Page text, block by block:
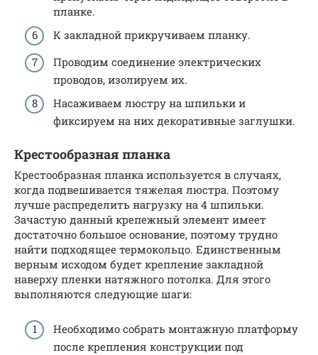
планке.
К закладной прикручиваем планку.
Проводим соединение электрических
проводов, изолируем их.
Насаживаем люстру на шпильки и
фиксируем на них декоративные заглушки.
Крестообразная планка
Крестообразная планка используется в случаях,
когда подвешивается тяжелая люстра. Поэтому
лучше распределить нагрузку на 4 шпильки.
Зачастую данный крепежный элемент имеет
достаточно большое основание, поэтому трудно
найти подходящее термокольцо. Единственным
верным исходом будет крепление закладной
наверху пленки натяжного потолка. Для этого
выполняются следующие шаги:
Необходимо собрать монтажную платформу
после крепления конструкции под